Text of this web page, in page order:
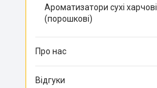
Ароматизатори сухі харчові
(порошкові)
Про нас
Відгуки